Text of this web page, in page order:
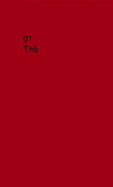
01
Th6